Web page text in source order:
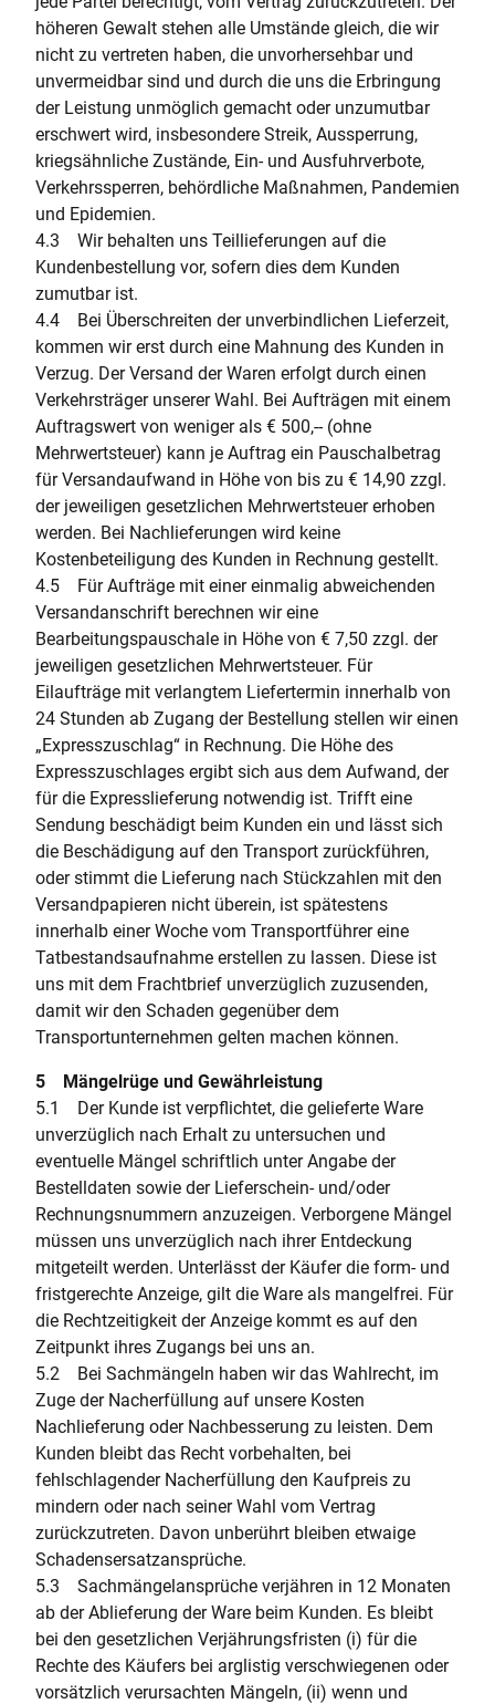
höheren Gewalt stehen alle Umstände gleich, die wir
nicht zu vertreten haben, die unvorhersehbar und
unvermeidbar sind und durch die uns die Erbringung
der Leistung unmöglich gemacht oder unzumutbar
erschwert wird, insbesondere Streik, Aussperrung,
kriegsähnliche Zustände, Ein- und Ausfuhrverbote,
Verkehrssperren, behördliche Maßnahmen, Pandemien
und Epidemien.
4.3 Wir behalten uns Teillieferungen auf die
Kundenbestellung vor, sofern dies dem Kunden
zumutbar ist.
4.4 Bei Überschreiten der unverbindlichen Lieferzeit,
kommen wir erst durch eine Mahnung des Kunden in
Verzug. Der Versand der Waren erfolgt durch einen
Verkehrsträger unserer Wahl. Bei Aufträgen mit einem
Auftragswert von weniger als € 500,-- (ohne
Mehrwertsteuer) kann je Auftrag ein Pauschalbetrag
für Versandaufwand in Höhe von bis zu € 14,90 zzgl.
der jeweiligen gesetzlichen Mehrwertsteuer erhoben
werden. Bei Nachlieferungen wird keine
Kostenbeteiligung des Kunden in Rechnung gestellt.
4.5 Für Aufträge mit einer einmalig abweichenden
Versandanschrift berechnen wir eine
Bearbeitungspauschale in Höhe von € 7,50 zzgl. der
jeweiligen gesetzlichen Mehrwertsteuer. Für
Eilaufträge mit verlangtem Liefertermin innerhalb von
24 Stunden ab Zugang der Bestellung stellen wir einen
„Expresszuschlag“ in Rechnung. Die Höhe des
Expresszuschlages ergibt sich aus dem Aufwand, der
für die Expresslieferung notwendig ist. Trifft eine
Sendung beschädigt beim Kunden ein und lässt sich
die Beschädigung auf den Transport zurückführen,
oder stimmt die Lieferung nach Stückzahlen mit den
Versandpapieren nicht überein, ist spätestens
innerhalb einer Woche vom Transportführer eine
Tatbestandsaufnahme erstellen zu lassen. Diese ist
uns mit dem Frachtbrief unverzüglich zuzusenden,
damit wir den Schaden gegenüber dem
Transportunternehmen gelten machen können.
5 Mängelrüge und Gewährleistung
5.1 Der Kunde ist verpflichtet, die gelieferte Ware
unverzüglich nach Erhalt zu untersuchen und
eventuelle Mängel schriftlich unter Angabe der
Bestelldaten sowie der Lieferschein- und/oder
Rechnungsnummern anzuzeigen. Verborgene Mängel
müssen uns unverzüglich nach ihrer Entdeckung
mitgeteilt werden. Unterlässt der Käufer die form- und
fristgerechte Anzeige, gilt die Ware als mangelfrei. Für
die Rechtzeitigkeit der Anzeige kommt es auf den
Zeitpunkt ihres Zugangs bei uns an.
5.2 Bei Sachmängeln haben wir das Wahlrecht, im
Zuge der Nacherfüllung auf unsere Kosten
Nachlieferung oder Nachbesserung zu leisten. Dem
Kunden bleibt das Recht vorbehalten, bei
fehlschlagender Nacherfüllung den Kaufpreis zu
mindern oder nach seiner Wahl vom Vertrag
zurückzutreten. Davon unberührt bleiben etwaige
Schadensersatzansprüche.
5.3 Sachmängelansprüche verjähren in 12 Monaten
ab der Ablieferung der Ware beim Kunden. Es bleibt
bei den gesetzlichen Verjährungsfristen (i) für die
Rechte des Käufers bei arglistig verschwiegenen oder
vorsätzlich verursachten Mängeln, (ii) wenn und